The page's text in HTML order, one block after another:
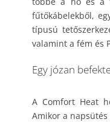
fűtőkábelekből,
típusú
valamint a fém és
Egy józan
A Comfort Heat
Amikor a